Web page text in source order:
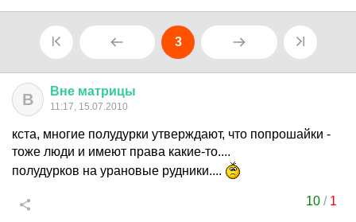
3
В Вне матрицы
11:17, 15.07.2010
кста, многие полудурки утверждают, что попрошайки -
тоже люди и имеют права какие-то....
полудурков на урановые рудники....
10 / 1